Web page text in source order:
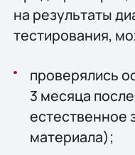
на результаты
тестирования,
проверялись
3 месяца
естественное
материала);